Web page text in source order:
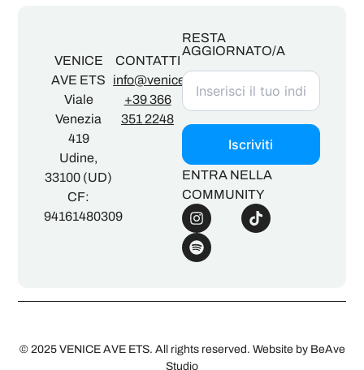
VENICE
AVE ETS
Viale
Venezia
419
Udine,
33100 (UD)
CF:
94161480309
CONTATTI
info@veniceave.com
+39 366
351 2248
RESTA
AGGIORNATO/A
Iscriviti
ENTRA NELLA
COMMUNITY
© 2025 VENICE AVE ETS. All rights reserved. Website by BeAve
Studio